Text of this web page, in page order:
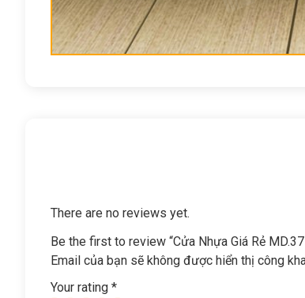
There are no reviews yet.
Be the first to review “Cửa Nhựa Giá Rẻ
Email của bạn sẽ không được hiển thị công
Your rating *